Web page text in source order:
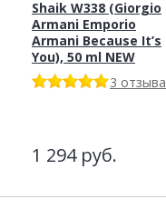
Shaik W338 (Giorgio
Armani Emporio
Armani Because It’s
You), 50 ml NEW
3 отзыва
1 294 руб.